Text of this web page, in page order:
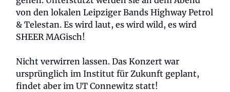
von den lokalen Leipziger Bands Highway Petrol
& Telestan. Es wird laut, es wird wild, es wird
SHEER MAGisch!
Nicht verwirren lassen. Das Konzert war
ursprünglich im Institut für Zukunft geplant,
findet aber im UT Connewitz statt!